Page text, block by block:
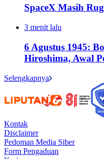
SpaceX Masih
3 menit lalu
6 Agustus 1945:
Hiroshima, Awal
Selengkapnya
Kontak
Disclaimer
Pedoman Media Siber
Form Pengaduan